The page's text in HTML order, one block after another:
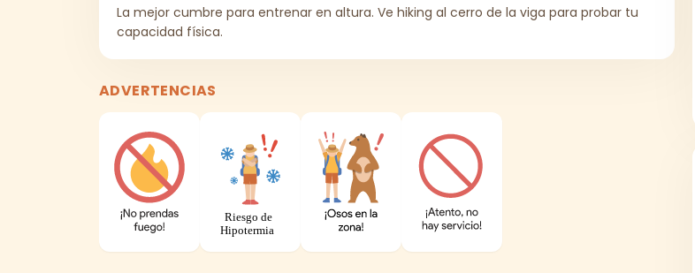
La mejor cumbre para entrenar en altura. Ve hiking al cerro de la viga para probar tu
capacidad física.
ADVERTENCIAS